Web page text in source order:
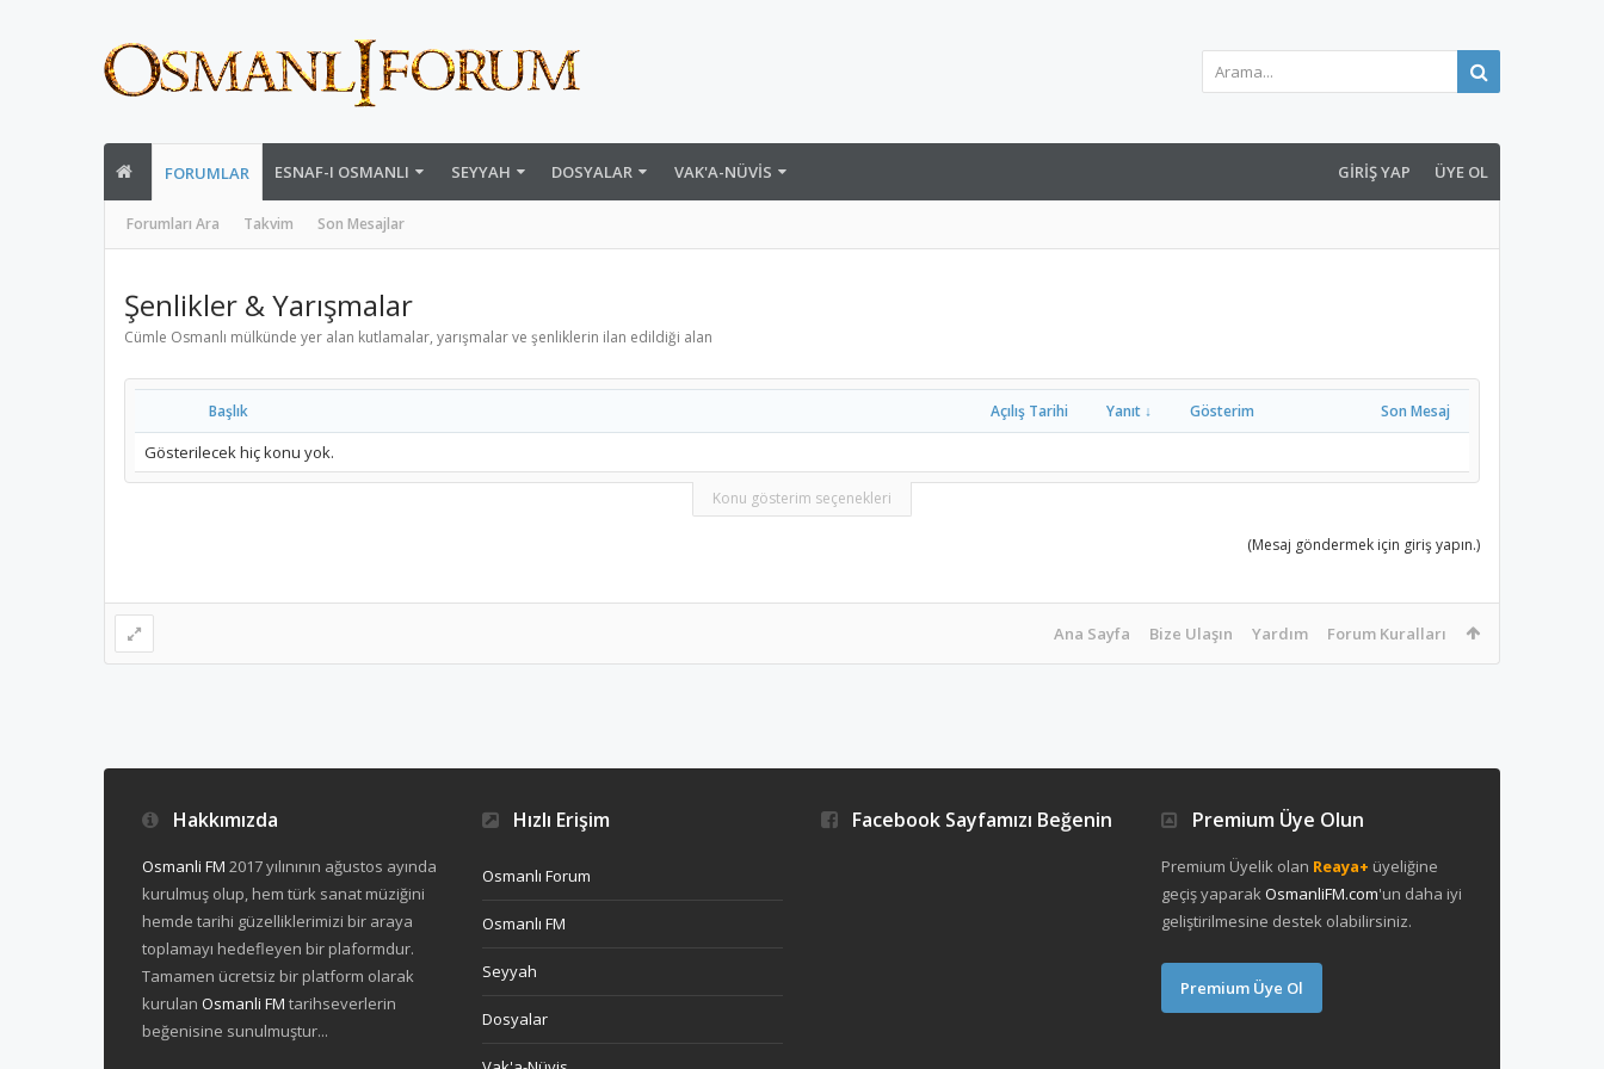
FORUMLAR
Forumları Ara Takvim Son Mesajlar
ESNAF-I OSMANLI SEYYAH DOSYALAR VAK'A-NÜVIS GIRIŞ YAP ÜYE OL
Şenlikler & Yarışmalar
Cümle Osmanlı mülkünde yer alan kutlamalar, yarışmalar ve şenliklerin ilan edildiği alan
Başlık Açılış Tarihi Yanıt ↓ Gösterim Son Mesaj
Gösterilecek hiç konu yok.
Konu gösterim seçenekleri
(Mesaj göndermek için giriş yapın.)
Ana Sayfa Bize Ulaşın Yardım Forum Kuralları
Hakkımızda
Osmanli FM 2017 yılınının ağustos ayında
kurulmuş olup, hem türk sanat müziğini
hemde tarihi güzelliklerimizi bir araya
toplamayı hedefleyen bir plaformdur.
Tamamen ücretsiz bir platform olarak
kurulan Osmanli FM tarihseverlerin
beğenisine sunulmuştur...
Hızlı Erişim
Osmanlı Forum
Osmanlı FM
Seyyah
Dosyalar
Facebook Sayfamızı Beğenin Premium Üye Olun
Premium Üyelik olan Reaya+ üyeliğine
geçiş yaparakOsmanliFM.com'un daha iyi
geliştirilmesine destek olabilirsiniz.
Premium Üye Ol